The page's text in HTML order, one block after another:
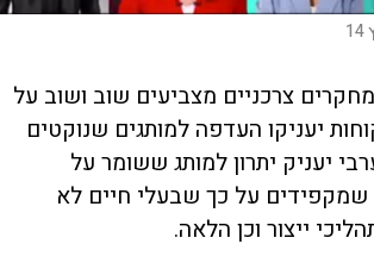
צרכניים מצביעים שוב ושוב על
יעניקו העדפה למותגים שנוקטים
יעניק יתרון למותג ששומר על
שמקפידים על כך שבעלי חיים לא
ייצור וכן הלאה.